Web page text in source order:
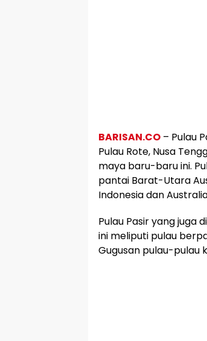
BARISAN.CO – Pulau
Pulau Rote, Nusa
maya baru-baru ini.
pantai Barat-Utara
Indonesia dan
Pulau Pasir yang juga
ini meliputi pulau
Gugusan pulau-pulau